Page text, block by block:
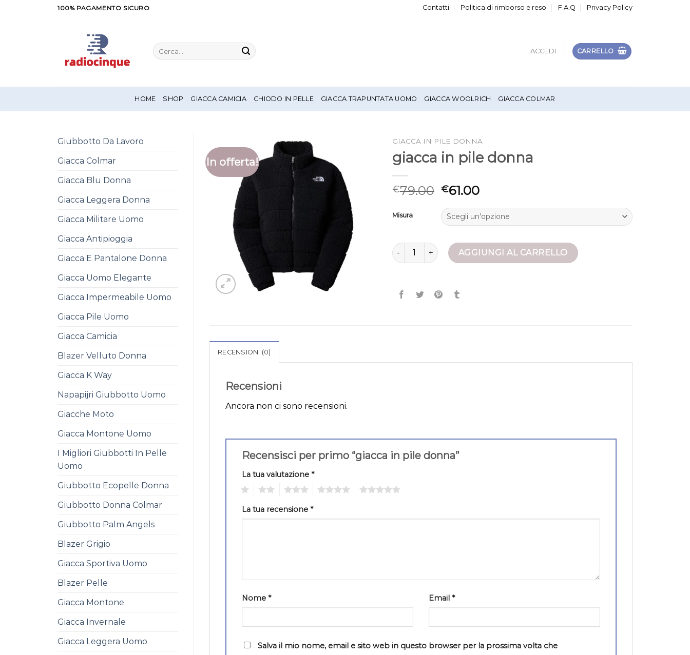
100% PAGAMENTO SICURO Contatti Politica di rimborso e reso F.A.Q Privacy Policy
Cerca:
ACCEDI CARRELLO
HOME SHOP GIACCA CAMICIA CHIODO IN PELLE GIACCA TRAPUNTATA UOMO GIACCA WOOLRICH GIACCA COLMAR
Giubbotto Da Lavoro
Giacca Colmar
Giacca Blu Donna
Giacca Leggera Donna
Giacca Militare Uomo
Giacca Antipioggia
Giacca E Pantalone Donna
Giacca Uomo Elegante
Giacca Impermeabile Uomo
Giacca Pile Uomo
Giacca Camicia
Blazer Velluto Donna
Giacca K Way
Napapijri Giubbotto Uomo
Giacche Moto
Giacca Montone Uomo
I Migliori Giubbotti In Pelle
Uomo
Giubbotto Ecopelle Donna
Giubbotto Donna Colmar
Giubbotto Palm Angels
Blazer Grigio
Giacca Sportiva Uomo
Blazer Pelle
Giacca Montone
Giacca Invernale
Giacca Leggera Uomo
In offerta!
GIACCA IN PILE DONNA
giacca in pile donna
€79.00 €61.00
Misura
giacca in pile donna quantitàAGGIUNGI AL CARRELLO
RECENSIONI (0)
Recensioni
Ancora non ci sono recensioni.
Recensisci per primo “giacca in pile donna”
La tua valutazione *
La tua recensione *
Nome * Email *
Salva il mio nome, email e sito web in questo browser per la prossima volta che